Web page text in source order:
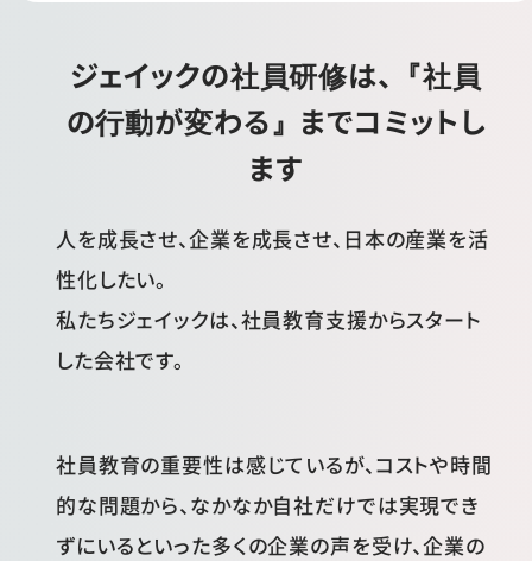
ジェイックの社員研修は、『社員
の行動が変わる』までコミットし
ます
人を成長させ、企業を成長させ、日本の産業を活
性化したい。
私たちジェイックは、社員教育支援からスタート
した会社です。
社員教育の重要性は感じているが、コストや時間
的な問題から、なかなか自社だけでは実現でき
ずにいるといった多くの企業の声を受け、企業の